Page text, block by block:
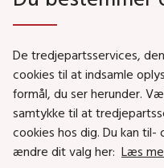
Social- og Boligministeriet
Job i Social- og
Puljer og tilskud
Nyhedsbreve
De tredjepartsservices,
cookies til at indsamle
formål, du ser herunder.
samtykke til at
cookies hos dig. Du kan
ændre dit valg her: Læs